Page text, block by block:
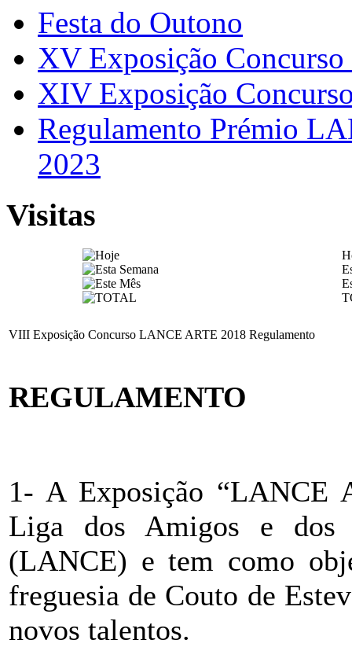
Festa do Outono
XV Exposição
XIV Exposição
Regulamento Prémio
2023
Visitas
VIII Exposição Concurso LANCE ARTE 2018 Regulamento
REGULAMENTO
1- A Exposição “LANCE
Liga dos Amigos e dos
(LANCE) e tem como
freguesia de Couto de
novos talentos.